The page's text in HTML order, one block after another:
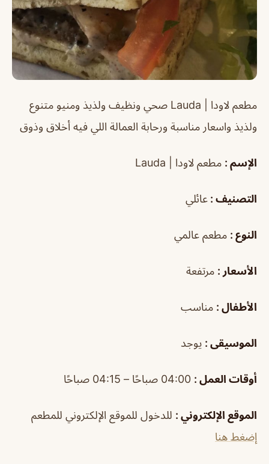
مطعم لاودا | Lauda صحي ونظيف ولذيذ ومنيو متنوع
ولذيذ واسعار مناسبة ورحابة العمالة اللي فيه أخلاق وذوق
الإسم : مطعم لاودا | Lauda
التصنيف : عائلي
النوع : مطعم عالمي
الأسعار : مرتفعة
الأطفال : مناسب
الموسيقى : يوجد
أوقات العمل :
الموقع الإلكتروني : للدخول للموقع الإلكتروني للمطعم
إضغط هنا